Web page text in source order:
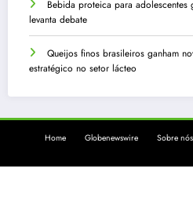
Bebida proteica para
levanta debate
Queijos finos brasileiros ganham
estratégico no setor lácteo
Home Globenewswire Sobre nós